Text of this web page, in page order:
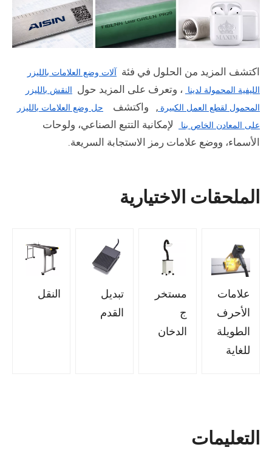
اكتشف المزيد من الحلول في فئة آلات وضع العلامات بالليزر
الليفية المحمولة لدينا
، وتعرف على المزيد حول
النقش بالليزر
المحمول لقطع العمل الكبيرة , واكتشف
حل وضع العلامات بالليزر
على المعادن الخاص بنا
لإمكانية التتبع الصناعي، ولوحات
الأسماء، ووضع علامات رمز الاستجابة السريعة.
الملحقات الاختيارية
علامات
الأحرف
الطويلة
للغاية
مستخر
ج
الدخان
تبديل
القدم
النقل
التعليمات